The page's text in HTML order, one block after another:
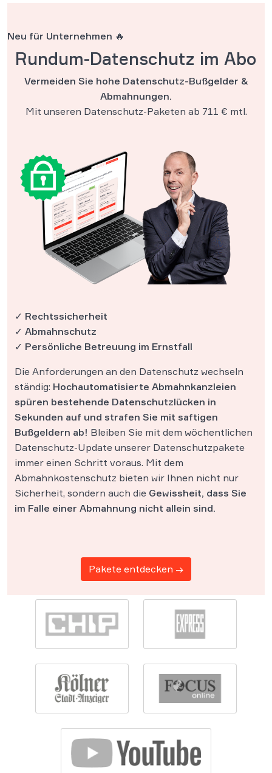
Neu für Unternehmen 🔥
Rundum-Datenschutz im Abo
Vermeiden Sie hohe Datenschutz-Bußgelder &
Abmahnungen.
Mit unseren Datenschutz-Paketen ab 711 € mtl.
✓ Rechtssicherheit
✓ Abmahnschutz
✓ Persönliche Betreuung im Ernstfall
Die Anforderungen an den Datenschutz wechseln
ständig: Hochautomatisierte Abmahnkanzleien
spüren bestehende Datenschutzlücken in
Sekunden auf und strafen Sie mit saftigen
Bußgeldern ab! Bleiben Sie mit dem wöchentlichen
Datenschutz-Update unserer Datenschutzpakete
immer einen Schritt voraus. Mit dem
Abmahnkostenschutz bieten wir Ihnen nicht nur
Sicherheit, sondern auch die Gewissheit, dass Sie
im Falle einer Abmahnung nicht allein sind.
Pakete entdecken →